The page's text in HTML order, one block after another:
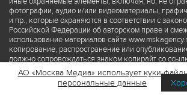
фотографии, аудио и/или видеоматериалы,
и пр., которые охраняются в соответствии с
Российской Федерации об авторском праве и
использование материалов сайта
копирование, распространение или
должно сопровождаться знаком копирайт со
правообладателя © АО «Москва Медиа», а также
www.mskagency.ru как на первоисточник
материалов сайта www.mskagency.ru не
АО «Москва Медиа» использует куки-
персональные данные